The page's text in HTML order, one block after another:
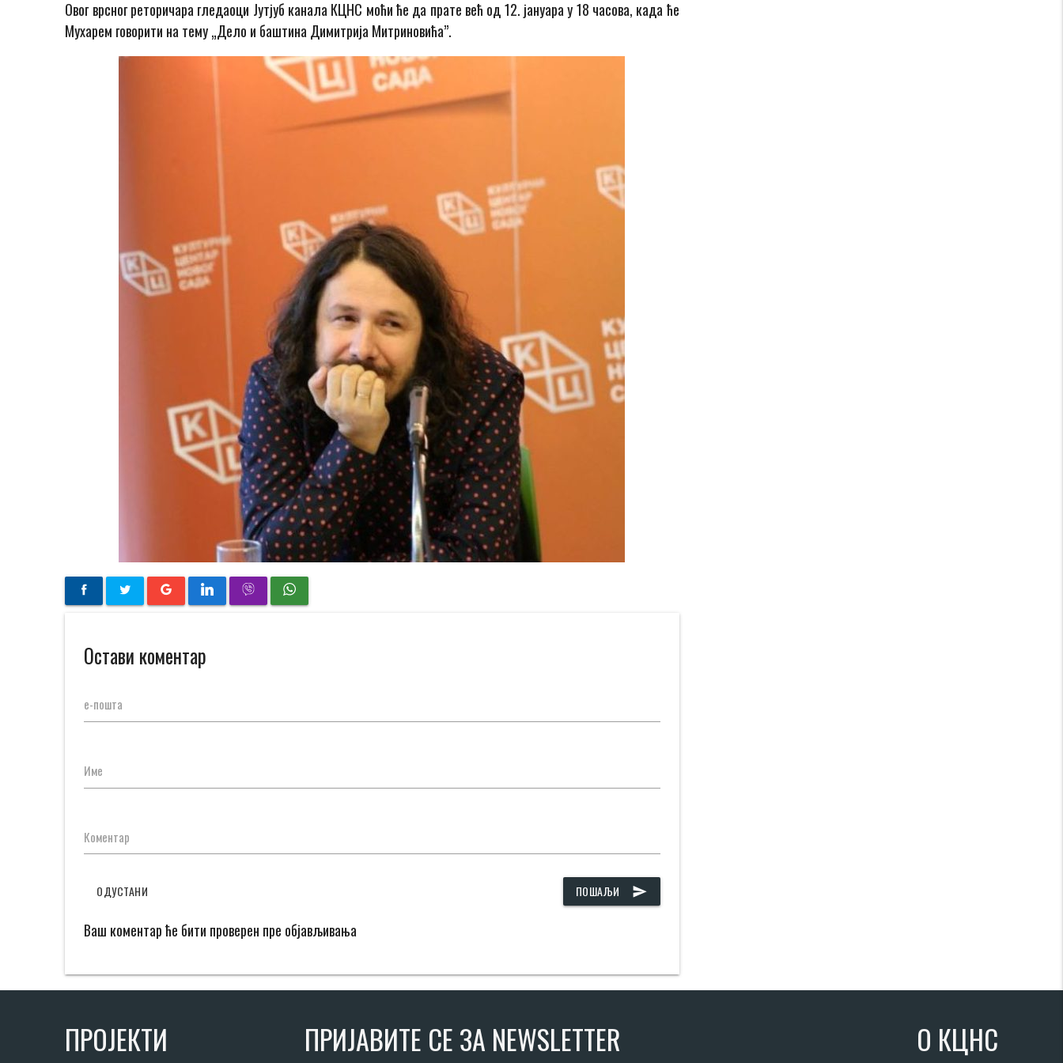
Овог врсног реторичара гледаоци Jутјуб канала КЦНС моћи ће да прате већ од 12. јануара у 18 часова, када ће
Мухарем говорити на тему „Дело и баштина Димитрија Митриновића”.
Остави коментар
е-пошта
Име
Коментар
ПОШАЉИ send
ОДУСТАНИ
Ваш коментар ће бити проверен пре објављивања
ПРОЈЕКТИ ПРИЈАВИТЕ СЕ ЗА NEWSLETTER О КЦНС